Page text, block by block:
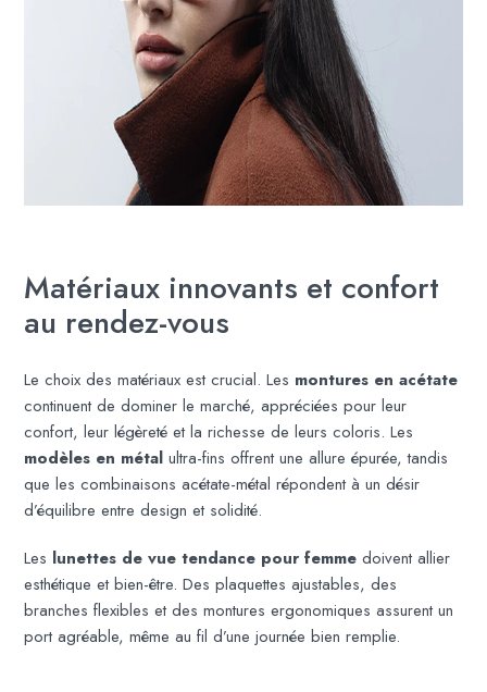
Matériaux innovants et confort
au rendez-vous
Le choix des matériaux est crucial. Les montures en acétate
continuent de dominer le marché, appréciées pour leur
confort, leur légèreté et la richesse de leurs coloris. Les
modèles en métal ultra-fins offrent une allure épurée, tandis
que les combinaisons acétate-métal répondent à un désir
d’équilibre entre design et solidité.
Les lunettes de vue tendance pour femme doivent allier
esthétique et bien-être. Des plaquettes ajustables, des
branches flexibles et des montures ergonomiques assurent un
port agréable, même au fil d’une journée bien remplie.